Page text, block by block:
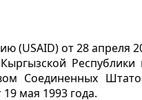
(USAID) от 28 апреля
Соединенных
мая 1993 года.